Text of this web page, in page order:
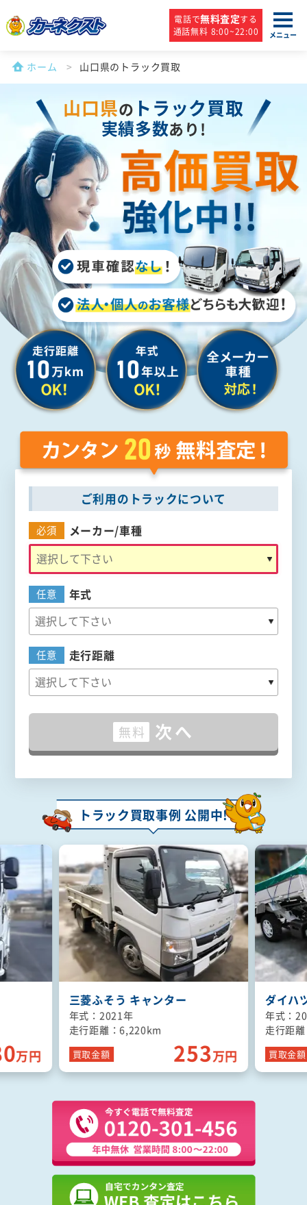
電話で無料査定する
通話無料 8:00~22:00
メニュー
ホーム 山口県のトラック買取
山口県の トラック買取
実績多数あり!
ご利用のトラックについて
必須 メーカー/車種
任意 年式
任意 走行距離
無料 次へ
トラック買取事例 公開中!
万円
ダイハツ ハイゼットトラック
年式：2022年
走行距離：1,590km
買取金額 120万円
いすゞ
年式：
走行距
買取金額